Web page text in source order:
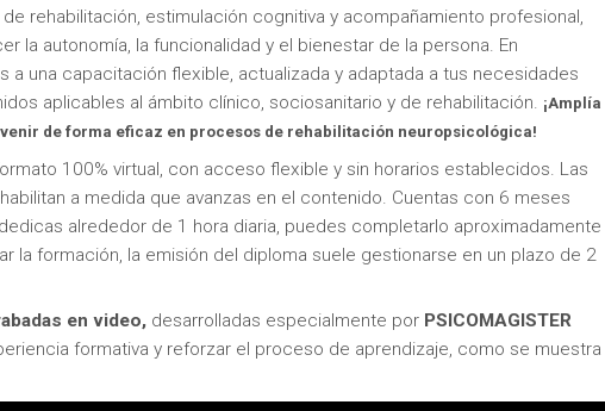
rehabilitación, estimulación cognitiva y acompañamiento profesional,
la autonomía, la funcionalidad y el bienestar de la persona. En
a una capacitación flexible, actualizada y adaptada a tus necesidades
aplicables al ámbito clínico, sociosanitario y de rehabilitación. ¡Amplía
de forma eficaz en procesos de rehabilitación neuropsicológica!
100% virtual, con acceso flexible y sin horarios establecidos. Las
a medida que avanzas en el contenido. Cuentas con 6 meses
alrededor de 1 hora diaria, puedes completarlo aproximadamente
la formación, la emisión del diploma suele gestionarse en un plazo de 2
en video,desarrolladas especialmente por PSICOMAGISTER
formativa y reforzar el proceso de aprendizaje, como se muestra